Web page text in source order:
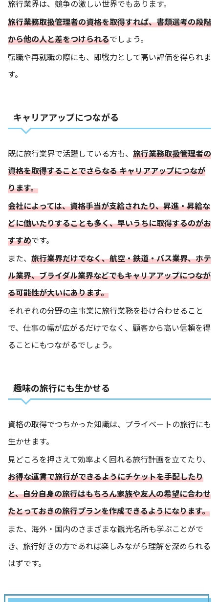
旅行業界は、競争の激しい世界でもあります。
旅行業務取扱管理者の資格を取得すれば、書類選考の段階
から他の人と差をつけられるでしょう。
転職や再就職の際にも、即戦力として高い評価を得られま
す。
キャリアアップにつながる
既に旅行業界で活躍している方も、 旅行業務取扱管理者の
資格を取得することでさらなる キャリアアップにつなが
ります。
会社によっては、資格手当が支給されたり、昇進・昇給な
どに働いたりすることも多く、早いうちに取得するのがお
すすめです。
また、 旅行業界だけでなく、航空・鉄道・バス業界、ホテ
ル業界、ブライダル業界などでもキャリアアップにつなが
る可能性が大いにあります。
それぞれの分野の主事業に旅行業務を掛け合わせること
で、仕事の幅が広がるだけでなく、顧客から高い信頼を得
ることにもつながるでしょう。
趣味の旅行にも生かせる
資格の取得でつちかった知識は、プライベートの旅行にも
生かせます。
見どころを押さえて効率よく回れる旅行計画を立てたり、
お得な運賃で旅行ができるようにチケットを手配したり
と、自分自身の旅行はもちろん家族や友人の希望に合わせ
たとっておきの旅行プランを作成できるようになります。
また、海外・国内のさまざまな観光名所も学ぶことがで
き、旅行好きの方であれば楽しみながら理解を深められる
はずです。